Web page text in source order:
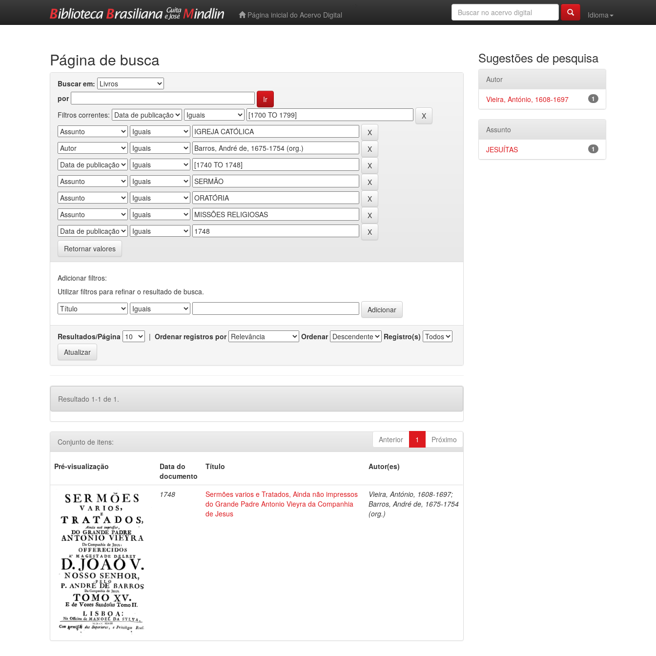
Página inicial do Acervo Digital
Idioma
Página de busca
Buscar em:
por
Filtros correntes:
Retornar valores
Adicionar filtros:
Utilizar filtros para refinar o resultado de busca.
Resultados/Página | Ordenar registros por Ordenar Registro(s)
Resultado 1-1 de 1.
Anterior 1 Próximo
Conjunto de itens:
Pré-visualização
Data do
documento
Título Autor(es)
1748
Sermões varios e Tratados, Ainda não impressos
do Grande Padre Antonio Vieyra da Companhia
de Jesus
Vieira, António, 1608-1697;
Barros, André de, 1675-1754
(org.)
Sugestões de pesquisa
Autor
1
Vieira, António, 1608-1697
Assunto
1
JESUÍTAS